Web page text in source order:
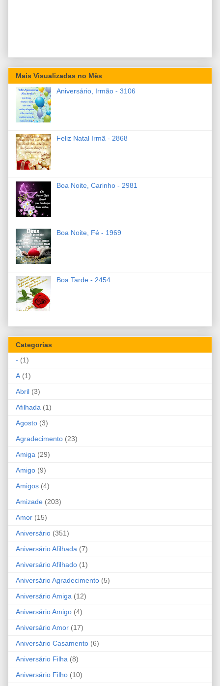
Mais Visualizadas no Mês
Aniversário, Irmão - 3106
Feliz Natal Irmã - 2868
Boa Noite, Carinho - 2981
Boa Noite, Fé - 1969
Boa Tarde - 2454
Categorias
- (1)
A (1)
Abril (3)
Afilhada (1)
Agosto (3)
Agradecimento (23)
Amiga (29)
Amigo (9)
Amigos (4)
Amizade (203)
Amor (15)
Aniversário (351)
Aniversário Afilhada (7)
Aniversário Afilhado (1)
Aniversário Agradecimento (5)
Aniversário Amiga (12)
Aniversário Amigo (4)
Aniversário Amor (17)
Aniversário Casamento (6)
Aniversário Filha (8)
Aniversário Filho (10)